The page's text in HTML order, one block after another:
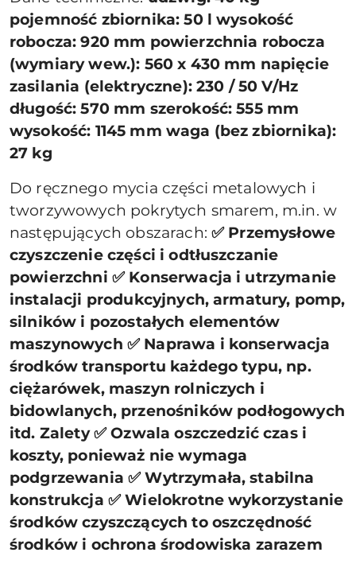
pojemność zbiornika: 50 l wysokość
robocza: 920 mm powierzchnia robocza
(wymiary wew.): 560 x 430 mm napięcie
zasilania (elektryczne): 230 / 50 V/Hz
długość: 570 mm szerokość: 555 mm
wysokość: 1145 mm waga (bez zbiornika):
27 kg
Do ręcznego mycia części metalowych i
tworzywowych pokrytych smarem, m.in. w
następujących obszarach:✅ Przemysłowe
czyszczenie części i odtłuszczanie
powierzchni ✅ Konserwacja i utrzymanie
instalacji produkcyjnych, armatury, pomp,
silników i pozostałych elementów
maszynowych ✅ Naprawa i konserwacja
środków transportu każdego typu, np.
ciężarówek, maszyn rolniczych i
bidowlanych, przenośników podłogowych
itd. Zalety ✅ Ozwala oszczedzić czas i
koszty, ponieważ nie wymaga
podgrzewania ✅ Wytrzymała, stabilna
konstrukcja ✅ Wielokrotne wykorzystanie
środków czyszczących to oszczędność
środków i ochrona środowiska zarazem